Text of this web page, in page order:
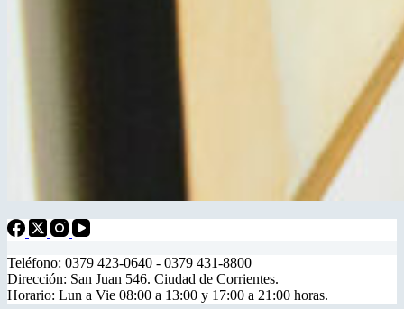
Teléfono: 0379 423-0640 - 0379 431-8800
Dirección: San Juan 546. Ciudad de Corrientes.
Horario: Lun a Vie 08:00 a 13:00 y 17:00 a 21:00 horas.